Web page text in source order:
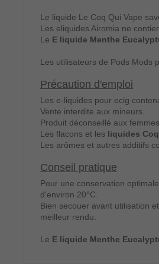
Le liquide Le Coq Qui Vape
Les eliquides Airomia ne
Le E liquide Menthe
Les utilisateurs de Pods Mods
Précaution d'emploi
Les e-liquides pour ecig
Vente interdite aux mineurs.
Produit déconseillé aux
Les flacons et les liquides
Les arômes et autres additifs
Conseil pratique
Pour une conservation
d'environ 20°C.
Bien secouer avant utilisation
meilleur rendu.
Le E liquide Menthe